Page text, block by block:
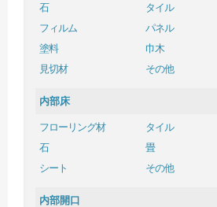
石
タイル
フィルム
パネル
塗料
巾木
見切材
その他
内部床
フローリング材
タイル
石
畳
シート
その他
内部開口